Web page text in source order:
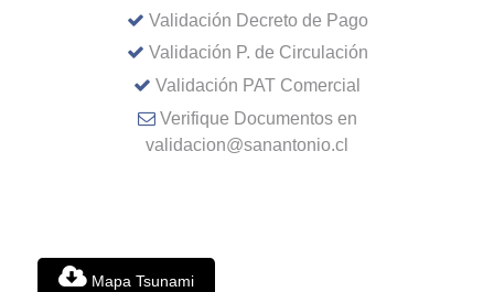
Validación Decreto de Pago
Validación P. de Circulación
Validación PAT Comercial
Verifique Documentos en
validacion@sanantonio.cl
Mapa Tsunami